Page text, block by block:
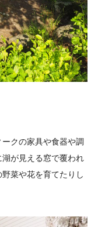
クの家具や食器や調
が見える窓で覆われ
菜や花を育てたりし